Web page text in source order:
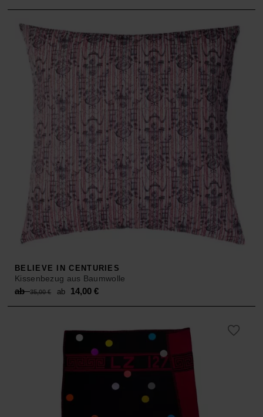
price
ab 65,00 €.
price
ab 42,00 €.
BELIEVE IN CENTURIES
Kissenbezug aus Baumwolle
ab35,00€
Original
price
ab 35,00 €.
ab 14,00 €Current
price
ab 14,00 €.